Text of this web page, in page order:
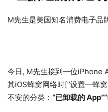
M先生是美国知名消费电子
今日, M先生接到一位iPhone
其iOS蜂窝网络时[“设置—蜂
不安的分类： “已卸载的